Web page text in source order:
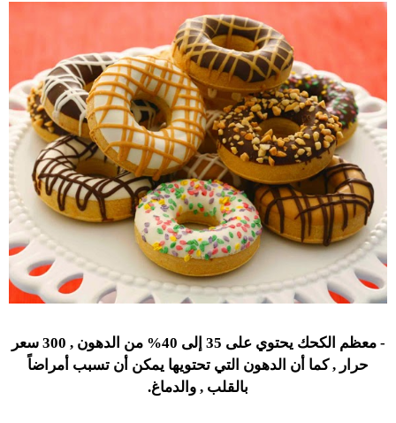
- معظم الكحك يحتوي على 35 إلى 40% من الدهون , 300 سعر
حرار , كما أن الدهون التي تحتويها يمكن أن تسبب أمراضاً
بالقلب , والدماغ.